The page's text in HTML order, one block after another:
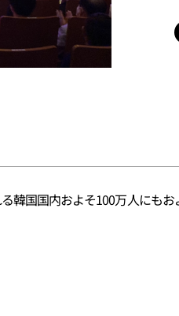
韓国国内およそ100万人にも